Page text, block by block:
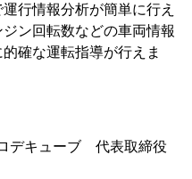
行情報分析が簡単に行え
ン回転数などの車両情報
確な運転指導が行えま
デキューブ 代表取締役